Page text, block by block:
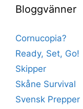
Bloggvänner
Cornucopia?
Ready, Set, Go!
Skipper
Skåne Survival
Svensk Prepper